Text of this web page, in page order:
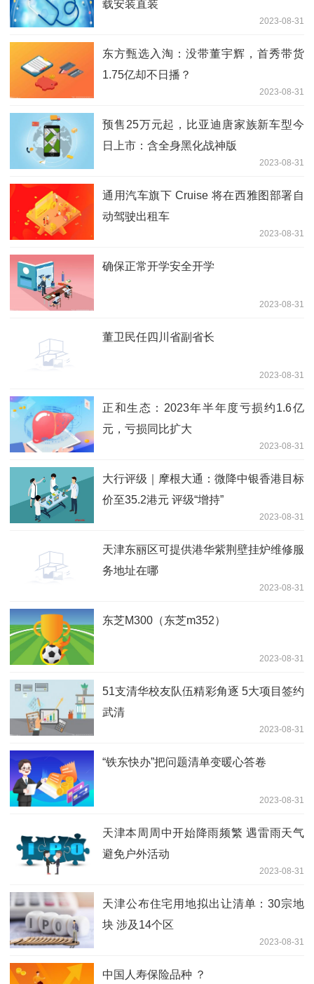
载安装直装
2023-08-31
东方甄选入淘：没带董宇辉，首秀带货
1.75亿却不日播？
2023-08-31
预售25万元起，比亚迪唐家族新车型今
日上市：含全身黑化战神版
2023-08-31
通用汽车旗下 Cruise 将在西雅图部署自
动驾驶出租车
2023-08-31
确保正常开学安全开学
2023-08-31
董卫民任四川省副省长
2023-08-31
正和生态：2023年半年度亏损约1.6亿
元，亏损同比扩大
2023-08-31
大行评级｜摩根大通：微降中银香港目标
价至35.2港元 评级“增持”
2023-08-31
天津东丽区可提供港华紫荆壁挂炉维修服
务地址在哪
2023-08-31
东芝M300（东芝m352）
2023-08-31
51支清华校友队伍精彩角逐 5大项目签约
武清
2023-08-31
“铁东快办”把问题清单变暖心答卷
2023-08-31
天津本周周中开始降雨频繁 遇雷雨天气
避免户外活动
2023-08-31
天津公布住宅用地拟出让清单：30宗地
块 涉及14个区
2023-08-31
中国人寿保险品种 ？